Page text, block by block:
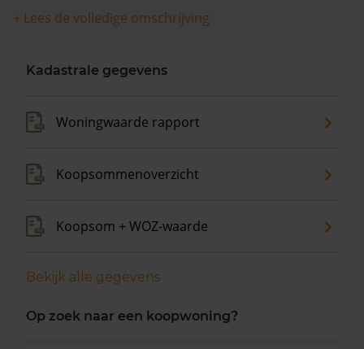
De gemiddelde huizenprijs is €746.986. De gemiddelde
vraagprijs is €746.986. In de afgelopen 12 maanden is
+ Lees de volledige omschrijving
Kadastrale gegevens
Woningwaarde rapport
Koopsommenoverzicht
Koopsom + WOZ-waarde
Bekijk alle gegevens
Op zoek naar een koopwoning?